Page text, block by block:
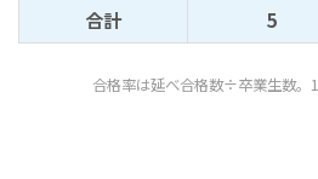
合計
5
合格率は延べ合格数÷卒業生数。